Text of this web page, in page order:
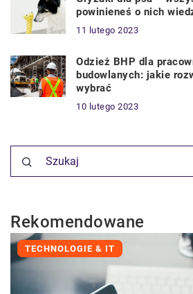
powinieneś o nich
11 lutego 2023
Odzież BHP dla
budowlanych: jakie
wybrać
10 lutego 2023
Rekomendowane
TECHNOLOGIE & IT